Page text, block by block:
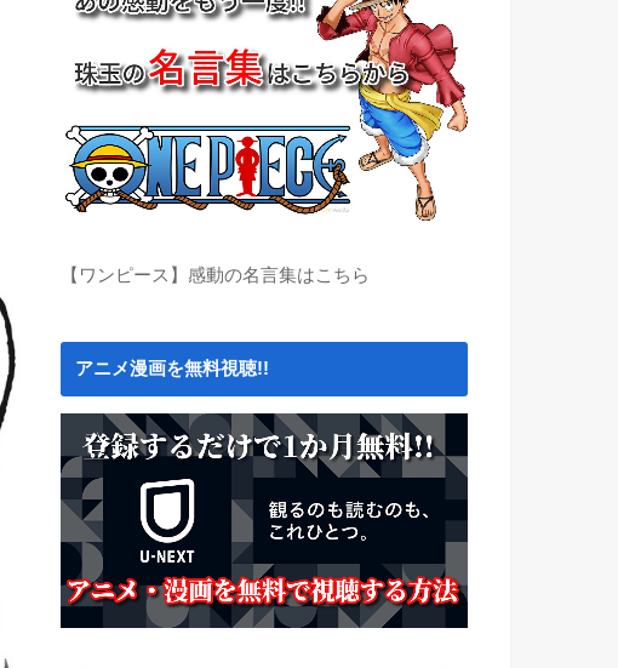
【ワンピース】感動の名言集はこちら
アニメ漫画を無料視聴!!